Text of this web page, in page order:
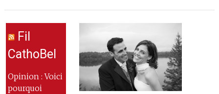
Fil
CathoBel
Opinion : Voici
pourquoi